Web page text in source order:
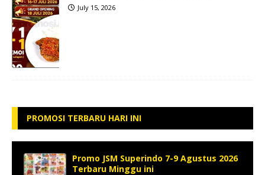
July 15, 2026
PROMOSI TERBARU HARI INI
Promo JSM Superindo 7-9 Agustus 2026
Terbaru Minggu ini